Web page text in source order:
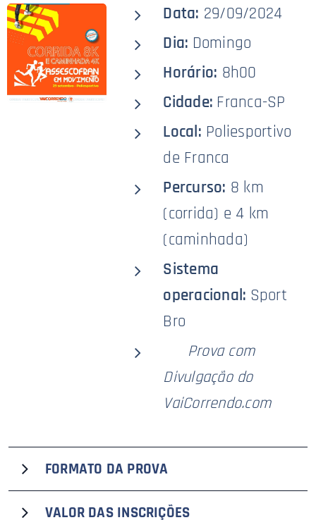
Data: 29/09/2024
Dia: Domingo
Horário: 8h00
Cidade: Franca-SP
Local: Poliesportivo
de Franca
Percurso: 8 km
(corrida) e 4 km
(caminhada)
Sistema
operacional: Sport
Bro
Prova com
Divulgação do
VaiCorrendo.com
FORMATO DA PROVA
premiumVaiCorrendo.comde divulgação, terá largada e
VALOR DAS INSCRIÇÕES